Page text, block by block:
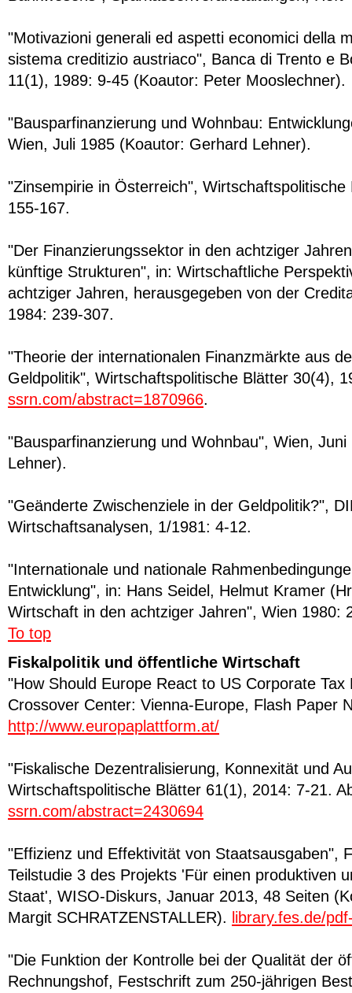
"Motivazioni generali ed aspetti economici della
sistema creditizio austriaco", Banca di Trento e
11(1), 1989: 9-45 (Koautor: Peter Mooslechner).
"Bausparfinanzierung und Wohnbau:
Wien, Juli 1985 (Koautor: Gerhard Lehner).
"Zinsempirie in Österreich",
155-167.
"Der Finanzierungssektor in den achtziger
künftige Strukturen", in: Wirtschaftliche
achtziger Jahren, herausgegeben von der
1984: 239-307.
"Theorie der internationalen Finanzmärkte aus
Geldpolitik", Wirtschaftspolitische Blätter 30(4),
ssrn.com/abstract=1870966.
"Bausparfinanzierung und Wohnbau", Wien,
Lehner).
"Geänderte Zwischenziele in der Geldpolitik?",
Wirtschaftsanalysen, 1/1981: 4-12.
"Internationale und nationale
Entwicklung", in: Hans Seidel, Helmut Kramer
Wirtschaft in den achtziger Jahren", Wien 1980:
To top
Fiskalpolitik und öffentliche Wirtschaft
"How Should Europe React to US Corporate
Crossover Center: Vienna-Europe, Flash Paper
http://www.europaplattform.at/
"Fiskalische Dezentralisierung, Konnexität und
Wirtschaftspolitische Blätter 61(1), 2014: 7-21.
ssrn.com/abstract=2430694
"Effizienz und Effektivität von Staatsausgaben",
Teilstudie 3 des Projekts 'Für einen produktiven
Staat', WISO-Diskurs, Januar 2013, 48 Seiten
Margit SCHRATZENSTALLER). library.fes.de/
"Die Funktion der Kontrolle bei der Qualität der
Rechnungshof, Festschrift zum 250-jährigen